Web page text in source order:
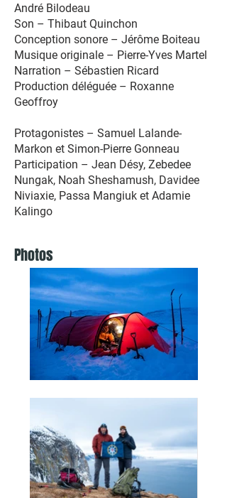
André Bilodeau
Son – Thibaut Quinchon
Conception sonore – Jérôme Boiteau
Musique originale – Pierre-Yves Martel
Narration – Sébastien Ricard
Production déléguée – Roxanne
Geoffroy
Protagonistes – Samuel Lalande-
Markon et Simon-Pierre Gonneau
Participation – Jean Désy, Zebedee
Nungak, Noah Sheshamush, Davidee
Niviaxie, Passa Mangiuk et Adamie
Kalingo
Photos